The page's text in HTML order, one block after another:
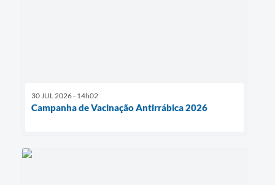
30 JUL 2026 - 14h02
Campanha de Vacinação Antirrábica 2026